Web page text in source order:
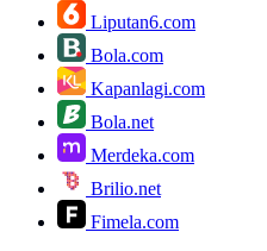
Liputan6.com
Bola.com
Kapanlagi.com
Bola.net
Merdeka.com
Brilio.net
Fimela.com